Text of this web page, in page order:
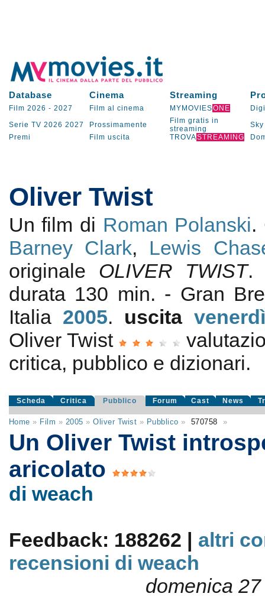
Database Cinema Streaming
Film 2026 - 2027 Film al cinema MYMOVIESONE
Serie TV 2026 2027 Prossimamente
Film gratis in
streaming
Sky
Premi
Film uscita TROVASTREAMING
Oliver Twist
Un film di Roman Polanski.
Barney Clark, Lewis
originale OLIVER TWIST
durata 130 min. - Gran
Italia 2005. uscita
Oliver Twist
critica, pubblico e dizionari.
Scheda Critica Pubblico Forum Cast News
Home » Film » 2005 »Oliver Twist » Pubblico » 570758 »
Un Oliver Twist
aricolato
di weach
Feedback: 188262 | altri
recensioni di weach
domenica